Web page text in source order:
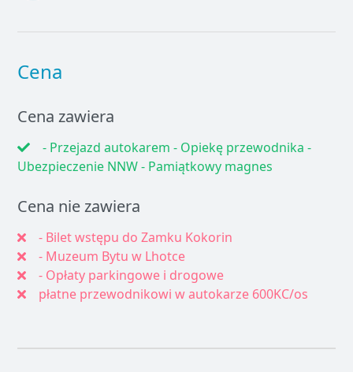
Cena
Cena zawiera
- Przejazd autokarem - Opiekę przewodnika -
Ubezpieczenie NNW - Pamiątkowy magnes
Cena nie zawiera
- Bilet wstępu do Zamku Kokorin
- Muzeum Bytu w Lhotce
- Opłaty parkingowe i drogowe
płatne przewodnikowi w autokarze 600KC/os